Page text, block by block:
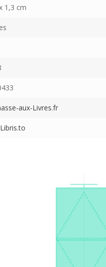
1,3 cm
aux-Livres.fr